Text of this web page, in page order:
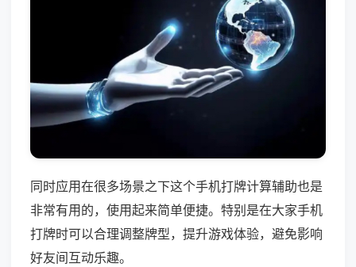
同时应用在很多场景之下这个手机打牌计算辅助也是
非常有用的，使用起来简单便捷。特别是在大家手机
打牌时可以合理调整牌型，提升游戏体验，避免影响
好友间互动乐趣。